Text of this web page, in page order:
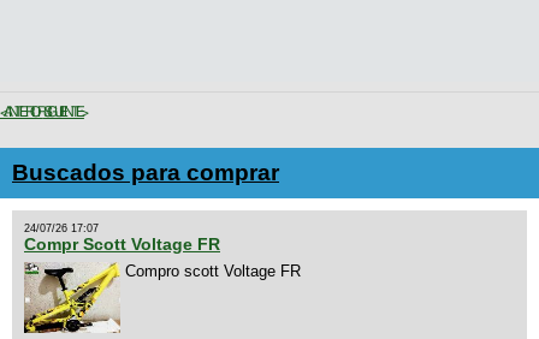
< ANTERIORSIGUIENTE >
Buscados para comprar
24/07/26 17:07
Compr Scott Voltage FR
Compro scott Voltage FR